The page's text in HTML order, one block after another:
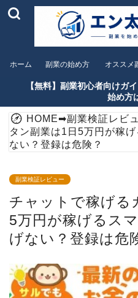
ホーム 副業の始め方 オススメ
【無料】副業初心者向けガ
始め方
HOME➡副業検証レビ
タン副業は1日5万円が稼
ない？登録は危険？
副業検証レビュー
チャットで稼げる
5万円が稼げるス
げない？登録は危